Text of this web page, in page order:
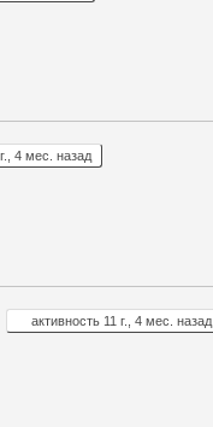
4 мес. назад
активность 11 г., 4 мес. назад